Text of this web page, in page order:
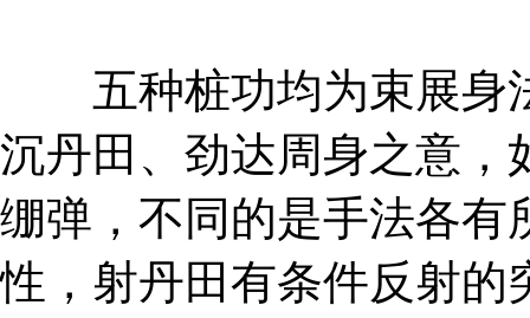
五种桩功均为束展身
沉丹田、劲达周身之意，
绷弹，不同的是手法各有
性，射丹田有条件反射的